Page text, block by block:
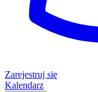
Zarejestruj się
Kalendarz